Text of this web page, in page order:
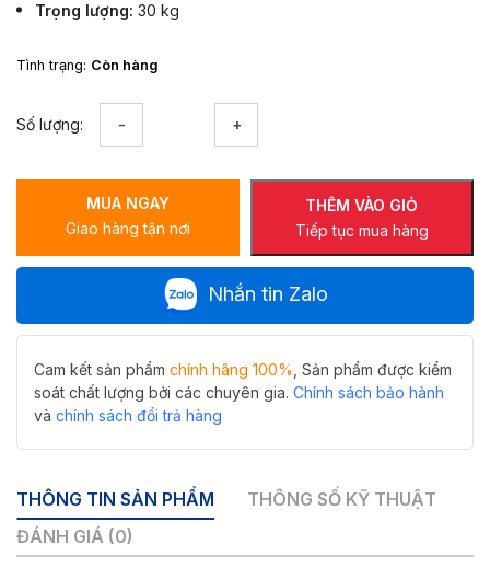
Trọng lượng 30 kg
Tình trạng: Còn hàng
Số lượng:
tường
M-
C6060LH-
phun
hình
tim
siêu
yêu
THÊM VÀO GIỎ
Tiếp tục mua hàng
MUA NGAY
Giao hàng tận nơi
Nhắn tin Zalo
Cam kết sản phẩm chính hãng 100% , Sản phẩm được kiểm
soát chất lượng bởi các chuyên gia. Chính sách bảo hành
và chính sách đổi trả hàng
THÔNG TIN SẢN PHẨM
THÔNG SỐ KỸ THUẬT
ĐÁNH GIÁ (0)